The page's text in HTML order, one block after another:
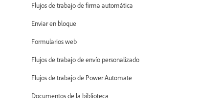
Flujos de trabajo de firma automática
Enviar en bloque
Formularios web
Flujos de trabajo de envío personalizado
Flujos de trabajo de Power Automate
Documentos de la biblioteca